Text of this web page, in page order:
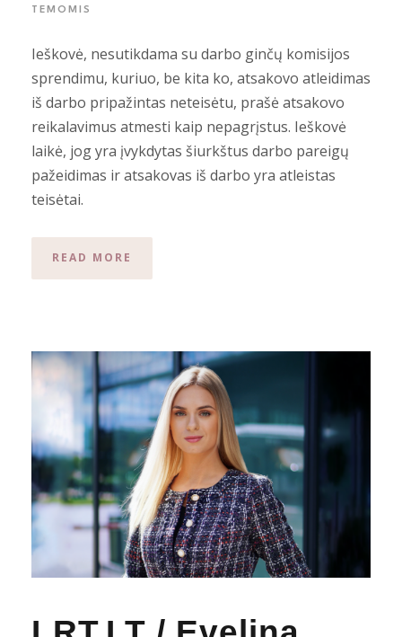
TEMOMIS
Ieškovė, nesutikdama su darbo ginčų komisijos
sprendimu, kuriuo, be kita ko, atsakovo atleidimas
iš darbo pripažintas neteisėtu, prašė atsakovo
reikalavimus atmesti kaip nepagrįstus. Ieškovė
laikė, jog yra įvykdytas šiurkštus darbo pareigų
pažeidimas ir atsakovas iš darbo yra atleistas
teisėtai.
READ MORE